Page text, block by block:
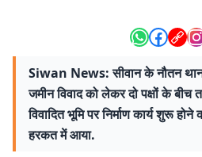
Siwan News: सीवान के नौतन
जमीन विवाद को लेकर दो पक्षों के बीच
विवादित भूमि पर निर्माण कार्य शुरू
हरकत में आया.